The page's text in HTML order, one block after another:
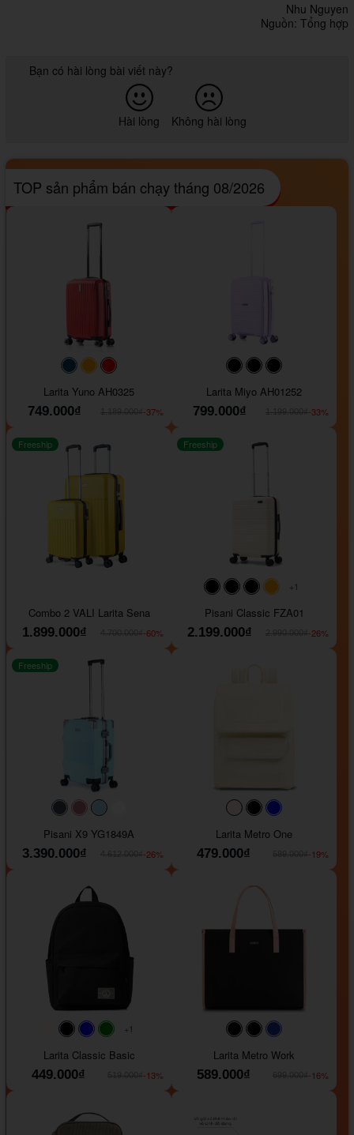
Nhu Nguyen
Nguồn: Tổng hợp
Bạn có hài lòng bài viết này?
Hài lòng Không hài lòng
TOP sản phẩm bán chạy tháng 08/2026
#093f69#ffa500
Larita Yuno AH0325
749.000₫
-37%
#000000#000000
Larita Miyo AH01252
799.000₫
-33%
Freeship
Combo 2 VALI Larita Sena
1.899.000₫
-60%
#000000#000000
#000000
#ffa500
+1
Freeship
Pisani Classic FZA01
2.199.000₫
-26%
#40454a#b76e79
#9ad8e7
Freeship
Pisani X9 YG1849A
3.390.000₫
-26%
#faf0e6#000000
Larita Metro One
479.000₫
-19%
#faf0e6
#000000#0000FF#008000
+1
Larita Classic Basic
449.000₫
-13%
#000000#000000
Larita Metro Work
589.000₫
-16%